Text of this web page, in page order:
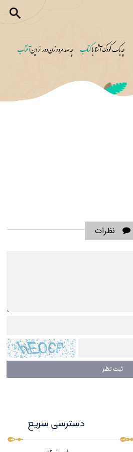
نظرات
دسترسی سریع